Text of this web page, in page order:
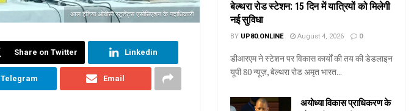
आल इंडिया ओबीसी स्टूडेंट्स एसोसिएशन के पदाधिकारी
Share on Twitter Linkedin
Telegram Email
बेल्थरा रोड स्टेशन: 15 दिन में यात्रियों को मिलेगी
नई सुविधा
BY UP80.ONLINE August 4, 2026 0
डीआरएम ने स्टेशन पर विकास कार्यों की तय की डेडलाइन
यूपी 80 न्यूज़, बेल्थरा रोड अमृत भारत...
अयोध्या विकास प्राधिकरण के